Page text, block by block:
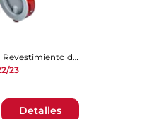
Detalles
Válvula Mariposa con Revestimiento de PTFE
23